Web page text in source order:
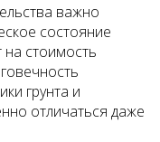
важно
состояние
на стоимость
грунта и
отличаться даже